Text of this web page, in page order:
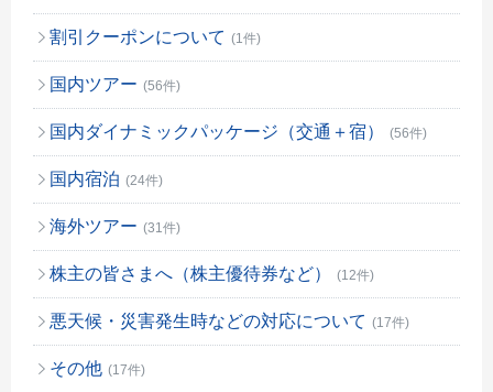
割引クーポンについて (1件)
国内ツアー (56件)
国内ダイナミックパッケージ（交通＋宿） (56件)
国内宿泊 (24件)
海外ツアー (31件)
株主の皆さまへ（株主優待券など） (12件)
悪天候・災害発生時などの対応について (17件)
その他 (17件)